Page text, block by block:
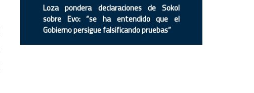
Loza pondera declaraciones de Sokol
sobre Evo: “se ha entendido que el
Gobierno persigue falsificando pruebas”